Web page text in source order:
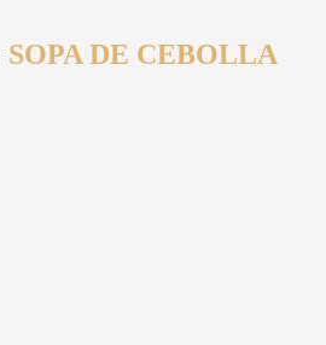
SOPA DE CEBOLLA